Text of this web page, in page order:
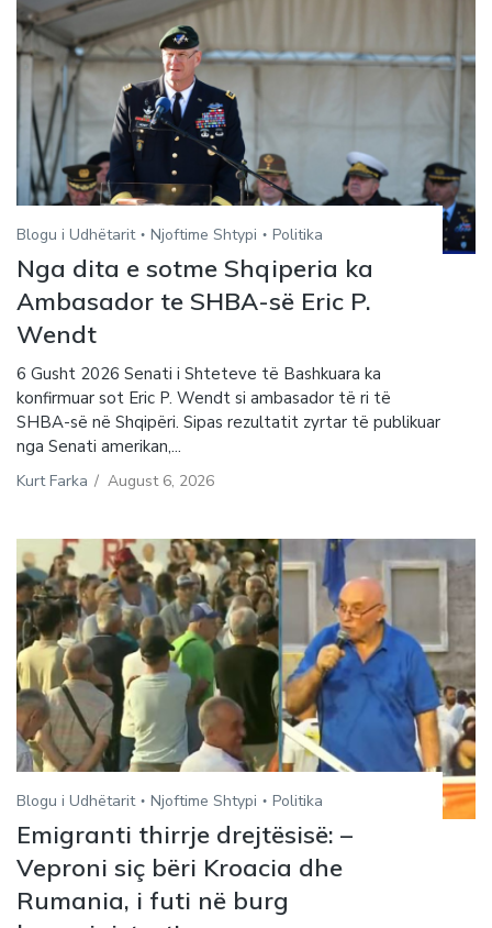
Blogu i Udhëtarit Njoftime Shtypi Politika
Nga dita e sotme Shqiperia ka
Ambasador te SHBA-së Eric P.
Wendt
6 Gusht 2026 Senati i Shteteve të Bashkuara ka
konfirmuar sot Eric P. Wendt si ambasador të ri të
SHBA-së në Shqipëri. Sipas rezultatit zyrtar të publikuar
nga Senati amerikan,...
Kurt Farka / August 6, 2026
Blogu i Udhëtarit Njoftime Shtypi Politika
Emigranti thirrje drejtësisë: –
Veproni siç bëri Kroacia dhe
Rumania, i futi në burg